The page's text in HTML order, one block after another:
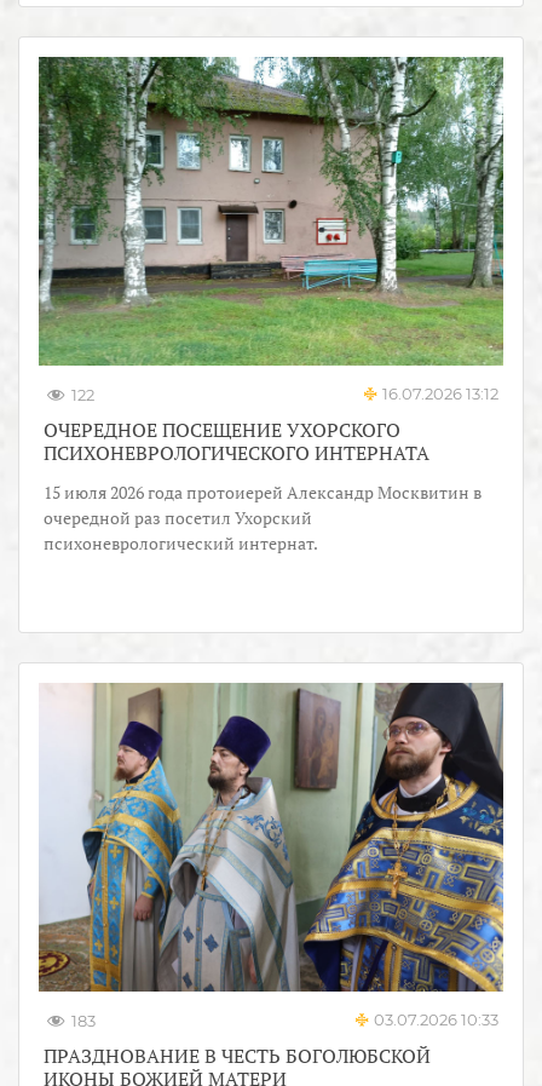
122 16.07.2026 13:12
ОЧЕРЕДНОЕ ПОСЕЩЕНИЕ УХОРСКОГО
ПСИХОНЕВРОЛОГИЧЕСКОГО ИНТЕРНАТА
15 июля 2026 года протоиерей Александр Москвитин в
очередной раз посетил Ухорский
психоневрологический интернат.
183 03.07.2026 10:33
ПРАЗДНОВАНИЕ В ЧЕСТЬ БОГОЛЮБСКОЙ
ИКОНЫ БОЖИЕЙ МАТЕРИ